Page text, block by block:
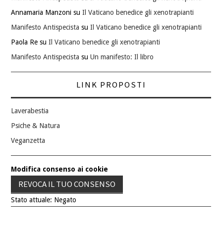
Annamaria Manzoni suIl Vaticano benedice gli xenotrapianti
Manifesto Antispecista suIl Vaticano benedice gli xenotrapianti
Paola Re suIl Vaticano benedice gli xenotrapianti
Manifesto Antispecista suUn manifesto: Il libro
LINK PROPOSTI
Laverabestia
Psiche & Natura
Veganzetta
Modifica consenso ai cookie
REVOCA IL TUO CONSENSO
Stato attuale: Negato